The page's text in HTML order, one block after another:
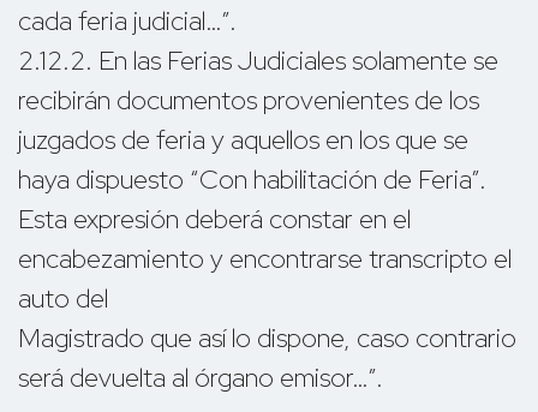
cada feria judicial…”.
2.12.2. En las Ferias Judiciales solamente se
recibirán documentos provenientes de los
juzgados de feria y aquellos en los que se
haya dispuesto “Con habilitación de Feria”.
Esta expresión deberá constar en el
encabezamiento y encontrarse transcripto el
auto del
Magistrado que así lo dispone, caso contrario
será devuelta al órgano emisor…”.